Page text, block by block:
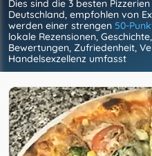
Dies sind die 3 besten
Deutschland, empfohlen von
werden einer strengen 50-
lokale Rezensionen,
Bewertungen, Zufriedenheit,
Handelsexzellenz umfasst